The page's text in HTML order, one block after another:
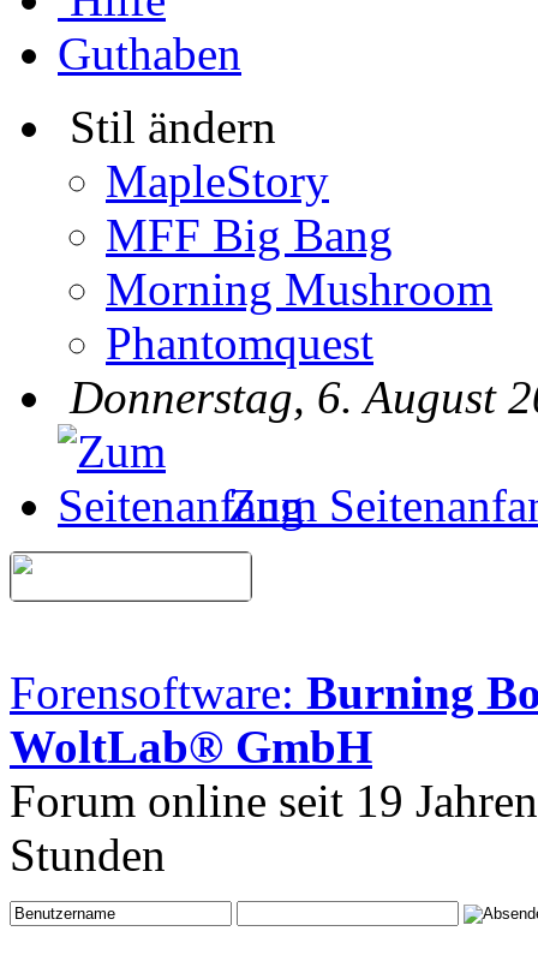
Guthaben
Stil ändern
MapleStory
MFF Big Bang
Morning Mushroom
Phantomquest
Donnerstag, 6. August
Zum
Forensoftware: Burning
WoltLab® GmbH
Forum online seit 19
Stunden